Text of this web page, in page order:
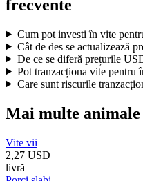
frecvente
Cum pot investi în vite
Cât de des se actualizează
De ce se diferă prețurile
Pot tranzacționa vite pentru
Care sunt riscurile
Mai multe animale
Vite vii
2,27 USD
livră